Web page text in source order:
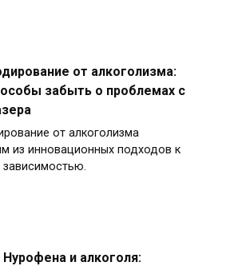
от алкоголизма:
забыть о проблемах с
от алкоголизма
из инновационных подходов к
и алкоголя: